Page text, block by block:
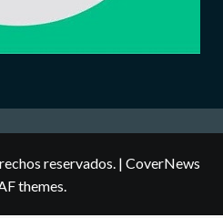
reservados. | CoverNews
themes.